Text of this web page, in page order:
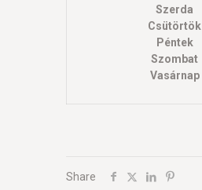
Szerda
Csütörtök
Péntek
Szombat
Vasárnap
Share